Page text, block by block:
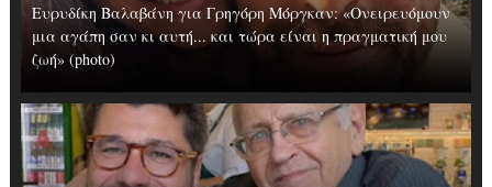
Ευρυδίκη Βαλαβάνη για Γρηγόρη Μόργκαν: «Oνειρευόμουν
μια αγάπη σαν κι αυτή... και τώρα είναι η πραγματική μου
ζωή» (photo)